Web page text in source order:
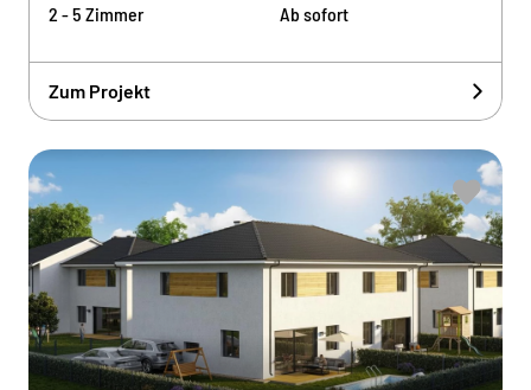
2 - 5 Zimmer Ab sofort
Zum Projekt